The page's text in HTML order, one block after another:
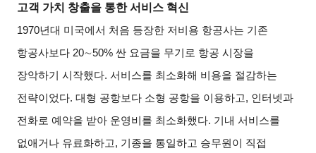
고객 가치 창출을 통한 서비스 혁신
1970년대 미국에서 처음 등장한 저비용 항공사는 기존
항공사보다 20∼50%싼 요금을 무기로 항공 시장을
장악하기 시작했다. 서비스를 최소화해 비용을 절감하는
전략이었다. 대형 공항보다 소형 공항을 이용하고, 인터넷과
전화로 예약을 받아 운영비를 최소화했다. 기내 서비스를
없애거나 유료화하고, 기종을 통일하고 승무원이 직접